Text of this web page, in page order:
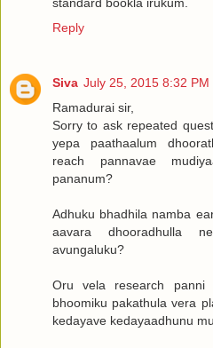
standard bookla irukum.
Reply
Siva July 25, 2015 8:32 PM
Ramadurai sir,
Sorry to ask repeated
yepa paathaalum
reach pannavae
pananum?
Adhuku bhadhila namba
aavara dhooradhulla
avungaluku?
Oru vela research panni
bhoomiku pakathula vera
kedayave kedayaadhunu